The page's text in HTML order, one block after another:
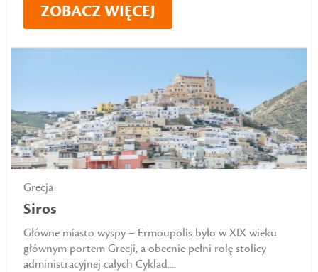
ZOBACZ WIĘCEJ
Grecja
Siros
Główne miasto wyspy – Ermoupolis było w XIX wieku
głównym portem Grecji, a obecnie pełni rolę stolicy
administracyjnej całych Cyklad....